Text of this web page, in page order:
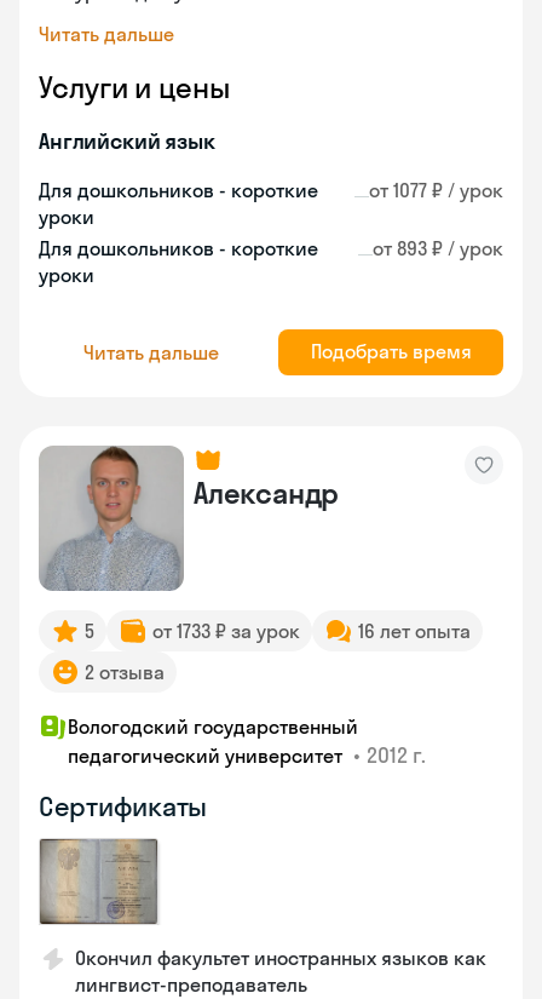
Читать дальше
Услуги и цены
Английский язык
Для дошкольников - короткие
уроки
от 1077 ₽ / урок
Для дошкольников - короткие
уроки
от 893 ₽ / урок
Читать дальше Подобрать время
Александр
5 от 1733 ₽ за урок
16 лет опыта
2 отзыва
Вологодский государственный
педагогический университет • 2012 г.
Сертификаты
Окончил факультет иностранных языков как
лингвист-преподаватель